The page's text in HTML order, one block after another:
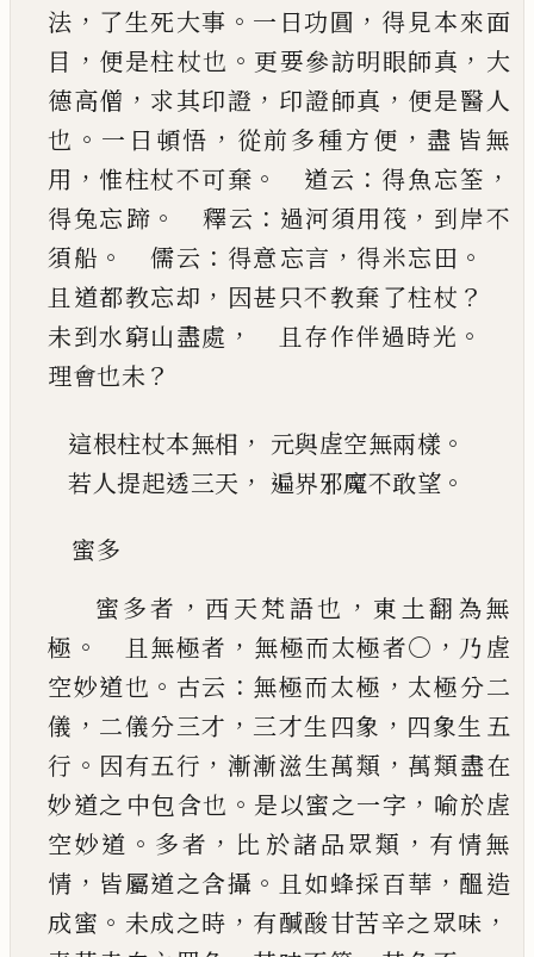
法 ， 了生死大事 。 一日功圓 ， 得見本來面
目 ， 便是柱杖也 。 更要參訪明眼師真 ， 大
德高僧 ， 求其印證 ， 印證師真 ， 便是醫人
也 。 一日頓悟 ， 從前多種方便 ， 盡 皆無
用 ， 惟柱杖不可棄 。 道云 ： 得魚忘筌 ，
得兔忘蹄 。 釋云 ： 過河須用筏 ， 到岸不
須船 。 儒云 ： 得意忘言 ， 得米忘田 。
且道都教忘却 ， 因甚只不教棄了柱杖 ？
未到水窮山盡處 ， 且存作伴過時光 。
理會也未 ？
這根柱杖本無相 ， 元與虗空無兩樣 。
若人提起透三天 ， 遍界邪魔不敢望 。
蜜多
蜜多者 ， 西天梵語也 ， 東土翻為無
極 。 且無極者 ， 無極而太極者○ ， 乃虗
空妙道也 。 古云 ： 無極而太極 ， 太極分二
儀 ， 二儀分三才 ， 三才生四象 ， 四象生 五
行 。 因有五行 ， 漸漸滋生萬類 ， 萬類盡在
妙道之 中包含也 。 是以蜜之一字 ， 喻於虗
空妙道 。 多者 ， 比 於諸品眾類 ， 有情無
情 ， 皆屬道之含攝 。 且如蜂採百華 ， 醞造
成蜜 。 未成之時 ， 有醎酸甘苦辛之眾味 ，